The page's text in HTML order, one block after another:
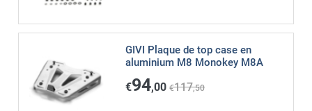
GIVI Plaque de top case en
aluminium M8 Monokey M8A
€94,00 €117,50